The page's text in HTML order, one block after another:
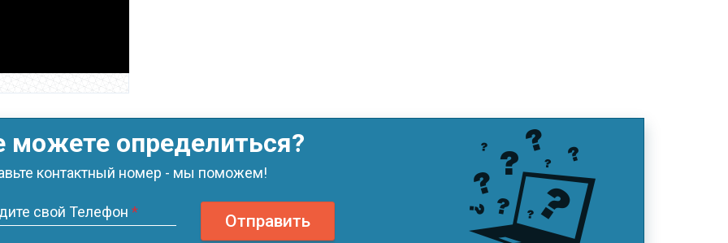
можете определиться?
контактный номер - мы поможем!
свой Телефон * Отправить